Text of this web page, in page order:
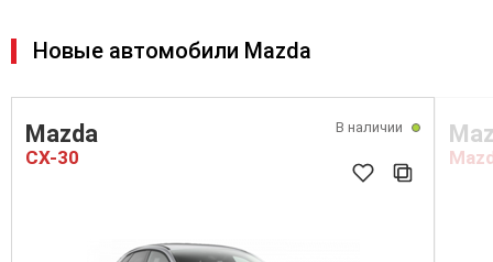
Новые автомобили Mazda
В наличии
Mazda
CX-30